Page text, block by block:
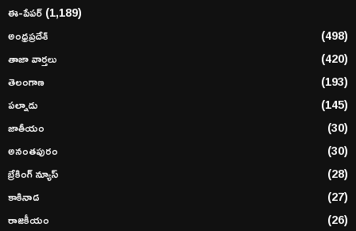
ఈ-పేపర్(1,189)
అంధ్రప్రదేశ్
(498)
తాజా వార్తలు
(420)
తెలంగాణ
(193)
పల్నాడు
(145)
జాతీయం
(30)
అనంతపురం
(30)
బ్రేకింగ్ న్యూస్
(28)
కాకినాడ
(27)
రాజకీయం
(26)